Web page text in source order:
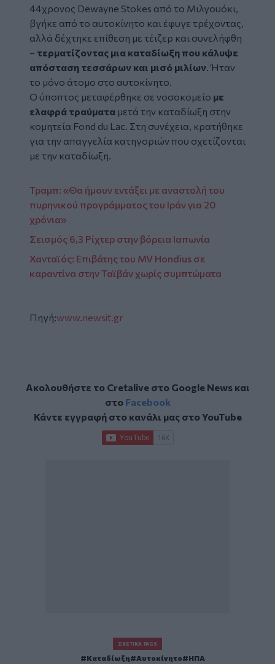
44χρονος Dewayne Stokes από το Μιλγουόκι,
βγήκε από το αυτοκίνητο και έφυγε τρέχοντας,
αλλά δέχτηκε επίθεση με τέιζερ και συνελήφθη
– τερματίζοντας μια καταδίωξη που κάλυψε
απόσταση τεσσάρων και μισό μιλίων. Ήταν
το μόνο άτομο στο αυτοκίνητο.
Ο ύποπτος μεταφέρθηκε σε νοσοκομείο με
ελαφρά τραύματα μετά την καταδίωξη στην
κομητεία Fond du Lac. Στη συνέχεια, κρατήθηκε
για την απαγγελία κατηγοριών που σχετίζονται
με την καταδίωξη.
Τραμπ: «Θα ήμουν εντάξει με αναστολή του
πυρηνικού προγράμματος του Ιράν για 20
χρόνια»
Σεισμός 6,3 Ρίχτερ στην βόρεια Ιαπωνία
Χανταϊός: Επιβάτης του MV Hondius σε
καραντίνα στην Ταϊβάν χωρίς συμπτώματα
Πηγή:www.newsit.gr
Ακολουθήστε το Cretalive στο Google Newsκαι
στο Facebook
Κάντε εγγραφή στο κανάλι μας στοYouTube
ΣΧΕΤΙΚΆ TAGS
Καταδίωξη Αυτοκίνητο ΗΠΑ